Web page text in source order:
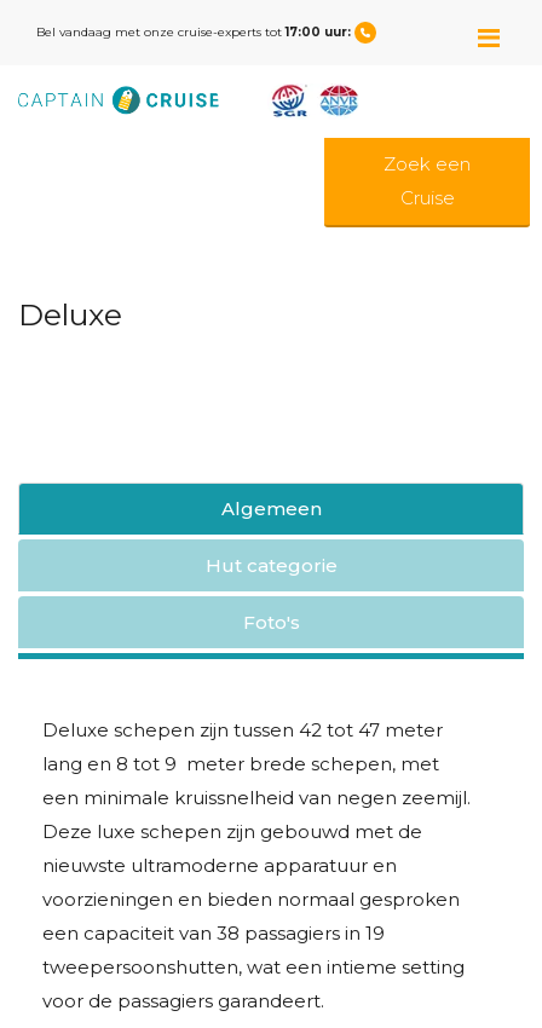
Bel vandaag met onze cruise-experts tot17:00 uur:
Zoek een
Cruise
Deluxe
Algemeen
Hut categorie
Foto's
Deluxe schepen zijn tussen 42 tot 47 meter
lang en 8 tot 9 meter brede schepen, met
een minimale kruissnelheid van negen zeemijl.
Deze luxe schepen zijn gebouwd met de
nieuwste ultramoderne apparatuur en
voorzieningen en bieden normaal gesproken
een capaciteit van 38 passagiers in 19
tweepersoonshutten, wat een intieme setting
voor de passagiers garandeert.